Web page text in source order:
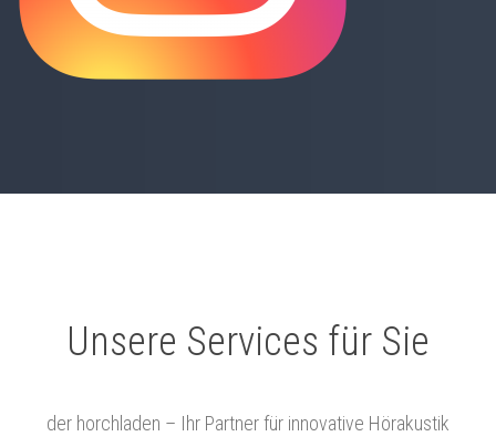
Unsere Services für Sie
der horchladen – Ihr Partner für innovative Hörakustik